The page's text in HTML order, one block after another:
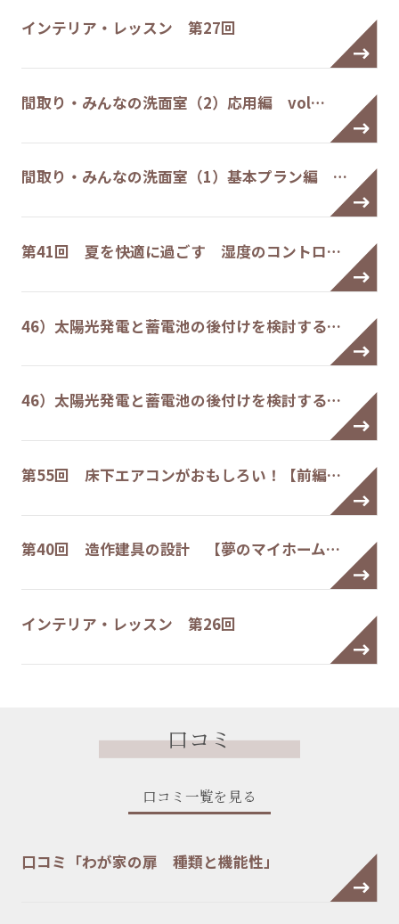
インテリア・レッスン 第27回
間取り・みんなの洗面室（2）応用編 vol…
間取り・みんなの洗面室（1）基本プラン編 …
第41回 夏を快適に過ごす 湿度のコントロ…
46）太陽光発電と蓄電池の後付けを検討する…
46）太陽光発電と蓄電池の後付けを検討する…
第55回 床下エアコンがおもしろい！【前編…
第40回 造作建具の設計 【夢のマイホーム…
インテリア・レッスン 第26回
口コミ
口コミ一覧を見る
口コミ「わが家の扉 種類と機能性」